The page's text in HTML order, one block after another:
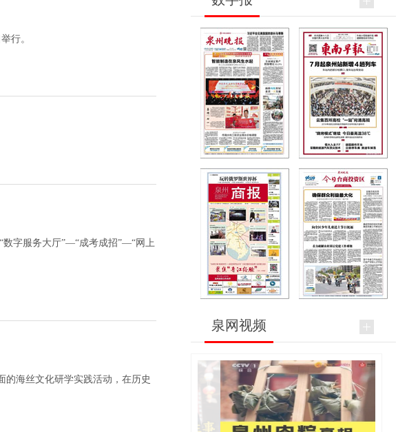
行。
数字服务大厅”—“成考成招”—“网上
的海丝文化研学实践活动，在历史
泉网视频